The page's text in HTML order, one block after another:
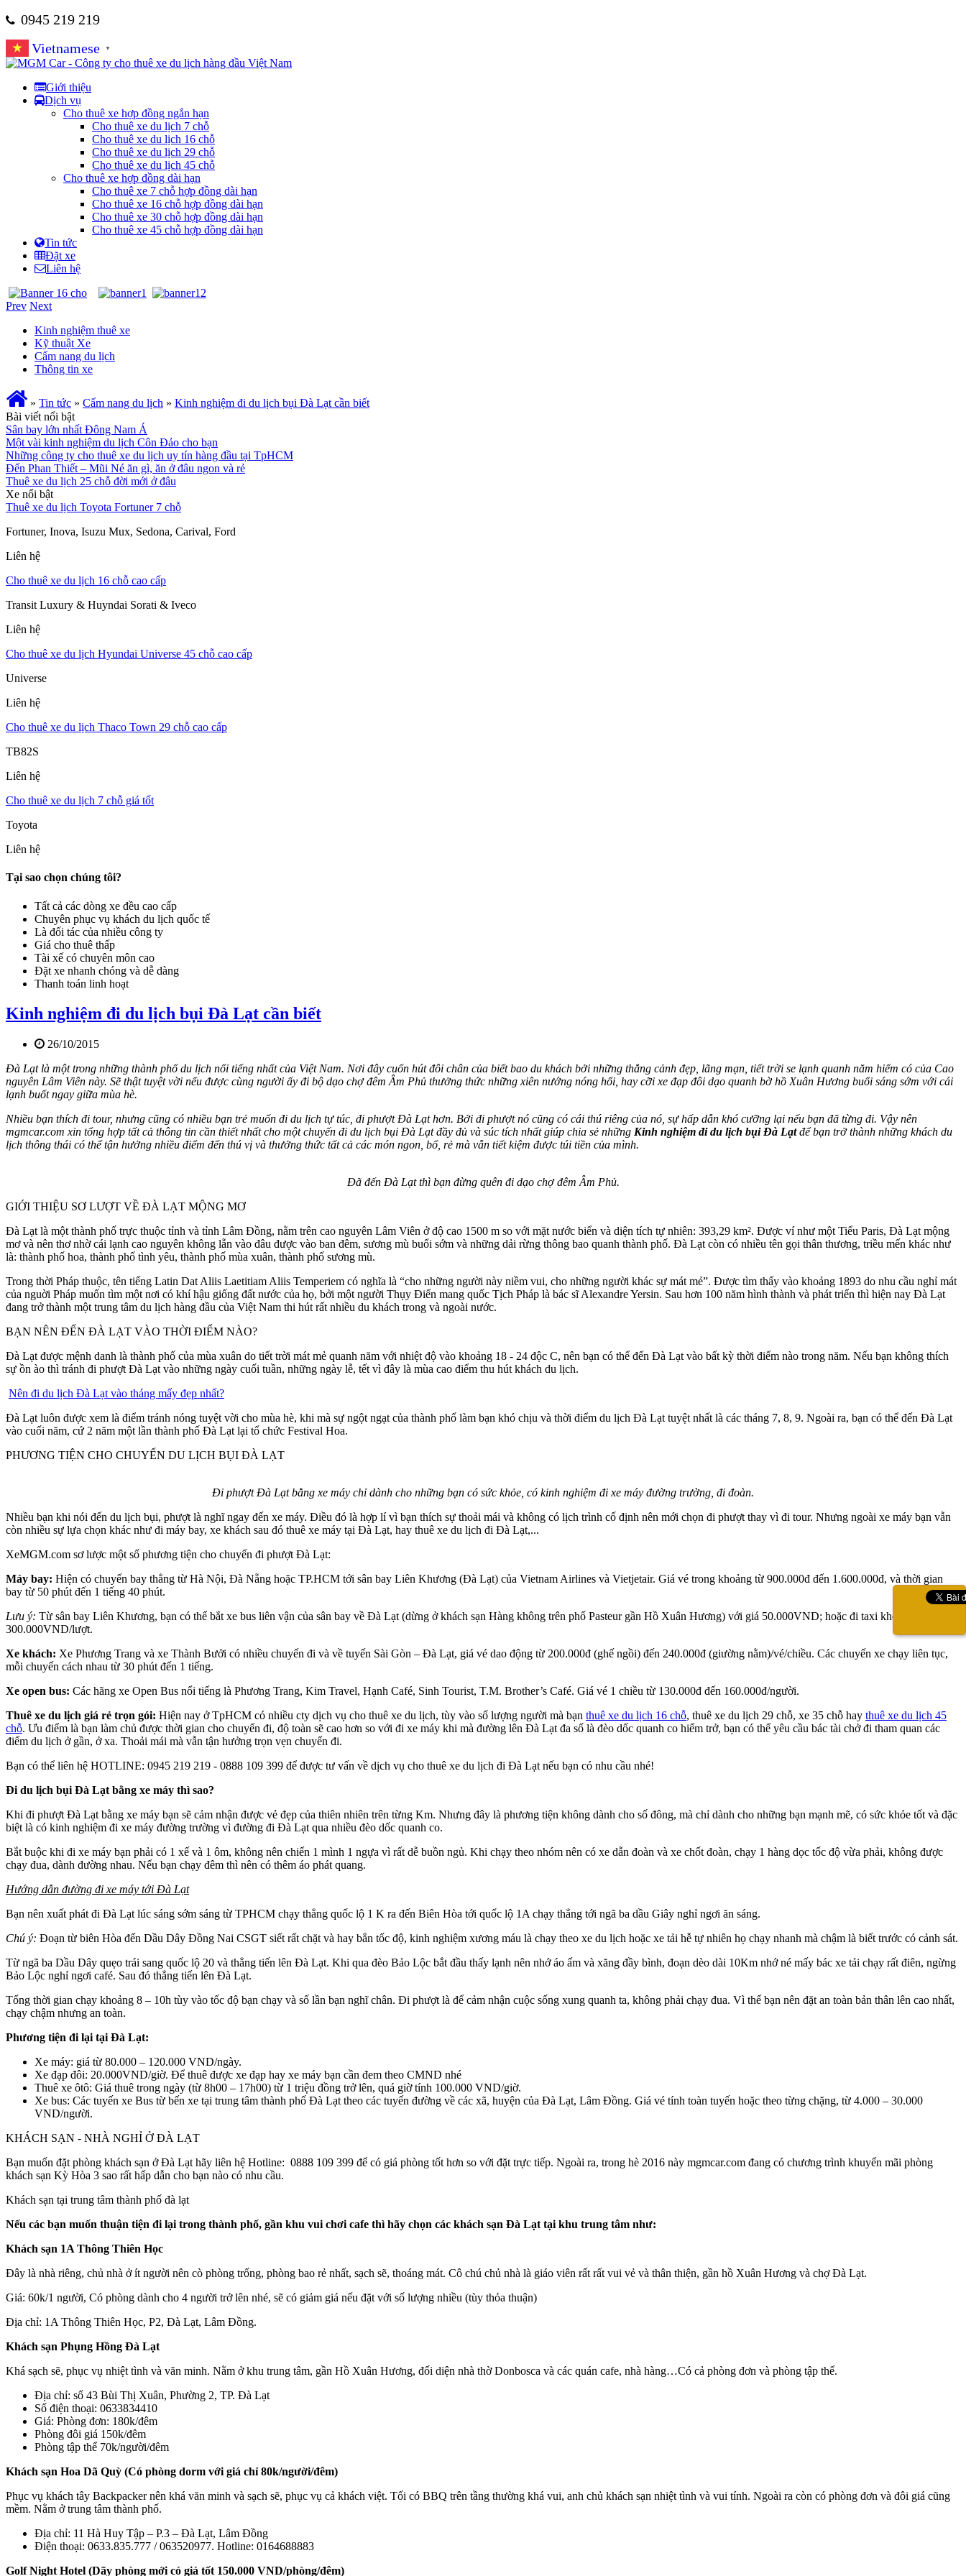
0945 219 219
Vietnamese
▼
Giới thiệu
Dịch vụ
Cho thuê xe hợp đồng ngắn hạn
Cho thuê xe du lịch 7 chỗ
Cho thuê xe du lịch 16 chỗ
Cho thuê xe du lịch 29 chỗ
Cho thuê xe du lịch 45 chỗ
Cho thuê xe hợp đồng dài hạn
Cho thuê xe 7 chỗ hợp đồng dài hạn
Cho thuê xe 16 chỗ hợp đồng dài hạn
Cho thuê xe 30 chỗ hợp đồng dài hạn
Cho thuê xe 45 chỗ hợp đồng dài hạn
Tin tức
Đặt xe
Liên hệ
Prev Next
Kinh nghiệm thuê xe
Kỹ thuật Xe
Cẩm nang du lịch
Thông tin xe
» Tin tức » Cẩm nang du lịch » Kinh nghiệm đi du lịch bụi Đà Lạt cần biết
Bài viết nổi bật
Sân bay lớn nhất Đông Nam Á
Một vài kinh nghiệm du lịch Côn Đảo cho bạn
Những công ty cho thuê xe du lịch uy tín hàng đầu tại TpHCM
Đến Phan Thiết – Mũi Né ăn gì, ăn ở đâu ngon và rẻ
Thuê xe du lịch 25 chỗ đời mới ở đâu
Xe nổi bật
Thuê xe du lịch Toyota Fortuner 7 chỗ
Fortuner, Inova, Isuzu Mux, Sedona, Carival, Ford
Liên hệ
Cho thuê xe du lịch 16 chỗ cao cấp
Transit Luxury & Huyndai Sorati & Iveco
Liên hệ
Cho thuê xe du lịch Hyundai Universe 45 chỗ cao cấp
Universe
Liên hệ
Cho thuê xe du lịch Thaco Town 29 chỗ cao cấp
TB82S
Liên hệ
Cho thuê xe du lịch 7 chỗ giá tốt
Toyota
Liên hệ
Tại sao chọn chúng tôi?
Tất cả các dòng xe đều cao cấp
Chuyên phục vụ khách du lịch quốc tế
Là đối tác của nhiều công ty
Giá cho thuê thấp
Tài xế có chuyên môn cao
Đặt xe nhanh chóng và dễ dàng
Thanh toán linh hoạt
Kinh nghiệm đi du lịch bụi Đà Lạt cần biết
26/10/2015
Đà Lạt là một trong những thành phố du lịch nổi tiếng nhất của Việt Nam. Nơi đây cuốn hút đôi chân của biết bao du khách bởi những thắng cảnh đẹp, lãng mạn, tiết trời se lạnh quanh năm hiếm có của Cao
nguyên Lâm Viên này. Sẽ thật tuyệt vời nếu được cùng người ấy đi bộ dạo chợ đêm Âm Phủ thưởng thức những xiên nướng nóng hổi, hay cỡi xe đạp đôi dạo quanh bờ hồ Xuân Hương buổi sáng sớm với cái
lạnh buốt ngay giữa mùa hè.
Nhiều bạn thích đi tour, nhưng cũng có nhiều bạn trẻ muốn đi du lịch tự túc, đi phượt Đà Lạt hơn. Bởi đi phượt nó cũng có cái thú riêng của nó, sự hấp dẫn khó cưỡng lại nếu bạn đã từng đi. Vậy nên
mgmcar.com xin tổng hợp tất cả thông tin cần thiết nhất cho một chuyến đi du lịch bụi Đà Lạt đầy đủ và súc tích nhất giúp chia sẻ những Kinh nghiệm đi du lịch bụi Đà Lạtđể bạn trở thành những khách du
lịch thông thái có thể tận hưởng nhiều điểm đến thú vị và thưởng thức tất cả các món ngon, bổ, rẻ mà vẫn tiết kiệm được túi tiền của mình.
Đã đến Đà Lạt thì bạn đừng quên đi dạo chợ đêm Âm Phủ.
GIỚI THIỆU SƠ LƯỢT VỀ ĐÀ LẠT MỘNG MƠ
Đà Lạt là một thành phố trực thuộc tỉnh và tỉnh Lâm Đồng, nằm trên cao nguyên Lâm Viên ở độ cao 1500 m so với mặt nước biển và diện tích tự nhiên: 393,29 km². Được ví như một Tiểu Paris, Đà Lạt mộng
mơ và nên thơ nhờ cái lạnh cao nguyên không lẫn vào đâu được vào ban đêm, sương mù buổi sớm và những dải rừng thông bao quanh thành phố. Đà Lạt còn có nhiều tên gọi thân thương, triều mến khác như
là: thành phố hoa, thành phố tình yêu, thành phố mùa xuân, thành phố sương mù.
Trong thời Pháp thuộc, tên tiếng Latin Dat Aliis Laetitiam Aliis Temperiem có nghĩa là “cho những người này niềm vui, cho những người khác sự mát mẻ”. Được tìm thấy vào khoảng 1893 do nhu cầu nghỉ mát
của nguời Pháp muốn tìm một nơi có khí hậu giống đất nước của họ, bởi một người Thụy Điển mang quốc Tịch Pháp là bác sĩ Alexandre Yersin. Sau hơn 100 năm hình thành và phát triển thì hiện nay Đà Lạt
đang trở thành một trung tâm du lịch hàng đầu của Việt Nam thi hút rất nhiều du khách trong và ngoài nước.
BẠN NÊN ĐẾN ĐÀ LẠT VÀO THỜI ĐIỂM NÀO?
Đà Lạt được mệnh danh là thành phố của mùa xuân do tiết trời mát mẻ quanh năm với nhiệt độ vào khoảng 18 - 24 độc C, nên bạn có thể đến Đà Lạt vào bất kỳ thời điểm nào trong năm. Nếu bạn không thích
sự ồn ào thì tránh đi phượt Đà Lạt vào những ngày cuối tuần, những ngày lễ, tết vì đây là mùa cao điểm thu hút khách du lịch.
Nên đi du lịch Đà Lạt vào tháng mấy đẹp nhất?
Đà Lạt luôn được xem là điểm tránh nóng tuyệt vời cho mùa hè, khi mà sự ngột ngạt của thành phố làm bạn khó chịu và thời điểm du lịch Đà Lạt tuyệt nhất là các tháng 7, 8, 9. Ngoài ra, bạn có thể đến Đà Lạt
vào cuối năm, cứ 2 năm một lần thành phố Đà Lạt lại tổ chức Festival Hoa.
PHƯƠNG TIỆN CHO CHUYẾN DU LỊCH BỤI ĐÀ LẠT
Đi phượt Đà Lạt bằng xe máy chỉ dành cho những bạn có sức khỏe, có kinh nghiệm đi xe máy đường trường, đi đoàn.
Nhiều bạn khi nói đến du lịch bụi, phượt là nghĩ ngay đến xe máy. Điều đó là hợp lí vì bạn thích sự thoải mái và không có lịch trình cố định nên mới chọn đi phượt thay vì đi tour. Nhưng ngoài xe máy bạn vẫn
còn nhiều sự lựa chọn khác như đi máy bay, xe khách sau đó thuê xe máy tại Đà Lạt, hay thuê xe du lịch đi Đà Lạt,...
XeMGM.com sơ lược một số phương tiện cho chuyến đi phượt Đà Lạt:
Máy bay: Hiện có chuyến bay thẳng từ Hà Nội, Đà Nẵng hoặc TP.HCM tới sân bay Liên Khương (Đà Lạt) của Vietnam Airlines và Vietjetair. Giá vé trong khoảng từ 900.000đ đến 1.600.000đ, và thời gian
bay từ 50 phút đến 1 tiếng 40 phút.
Lưu ý: Từ sân bay Liên Khương, bạn có thể bắt xe bus liên vận của sân bay về Đà Lạt (dừng ở khách sạn Hàng không trên phố Pasteur gần Hồ Xuân Hương) với giá 50.000VND; hoặc đi taxi khoảng
300.000VND/lượt.
Xe khách: Xe Phương Trang và xe Thành Bưởi có nhiều chuyến đi và về tuyến Sài Gòn – Đà Lạt, giá vé dao động từ 200.000đ (ghế ngồi) đến 240.000đ (giường nằm)/vé/chiều. Các chuyến xe chạy liên tục,
mỗi chuyến cách nhau từ 30 phút đến 1 tiếng.
Xe open bus: Các hãng xe Open Bus nổi tiếng là Phương Trang, Kim Travel, Hạnh Café, Sinh Tourist, T.M. Brother’s Café. Giá vé 1 chiều từ 130.000đ đến 160.000đ/người.
Thuê xe du lịch giá rẻ trọn gói: Hiện nay ở TpHCM có nhiều cty dịch vụ cho thuê xe du lịch, tùy vào số lượng người mà bạn thuê xe du lịch 16 chỗ, thuê xe du lịch 29 chỗ, xe 35 chỗ hay thuê xe du lịch 45
chỗ. Ưu điểm là bạn làm chủ được thời gian cho chuyến đi, độ toàn sẽ cao hơn so với đi xe máy khi mà đường lên Đà Lạt đa số là đèo dốc quanh co hiểm trở, bạn có thể yêu cầu bác tài chở đi tham quan các
điểm du lịch ở gần, ở xa. Thoải mái mà vẫn tận hưởng trọn vẹn chuyến đi.
Bạn có thể liên hệ HOTLINE: 0945 219 219 - 0888 109 399 để được tư vấn về dịch vụ cho thuê xe du lịch đi Đà Lạt nếu bạn có nhu cầu nhé!
Đi du lịch bụi Đà Lạt bằng xe máy thì sao?
Khi đi phượt Đà Lạt bằng xe máy bạn sẽ cảm nhận được vẻ đẹp của thiên nhiên trên từng Km. Nhưng đây là phương tiện không dành cho số đông, mà chỉ dành cho những bạn mạnh mẽ, có sức khỏe tốt và đặc
biệt là có kinh nghiệm đi xe máy đường trường vì đường đi Đà Lạt qua nhiều đèo dốc quanh co.
Bắt buộc khi đi xe máy bạn phải có 1 xế và 1 ôm, không nên chiến 1 mình 1 ngựa vì rất dễ buồn ngủ. Khi chạy theo nhóm nên có xe dẫn đoàn và xe chốt đoàn, chạy 1 hàng dọc tốc độ vừa phải, không được
chạy đua, dành đường nhau. Nếu bạn chạy đêm thì nên có thêm áo phát quang.
Hướng dẫn đường đi xe máy tới Đà Lạt
Bạn nên xuất phát đi Đà Lạt lúc sáng sớm sáng từ TPHCM chạy thẳng quốc lộ 1 K ra đến Biên Hòa tới quốc lộ 1A chạy thẳng tới ngã ba dầu Giây nghỉ ngơi ăn sáng.
Chú ý: Đoạn từ biên Hòa đến Dầu Dây Đồng Nai CSGT siết rất chặt và hay bắn tốc độ, kinh nghiệm xương máu là chạy theo xe du lịch hoặc xe tải hễ tự nhiên họ chạy nhanh mà chậm là biết trước có cảnh sát.
Từ ngã ba Dầu Dây quẹo trái sang quốc lộ 20 và thẳng tiến lên Đà Lạt. Khi qua đèo Bảo Lộc bắt đầu thấy lạnh nên nhớ áo ấm và xăng đầy bình, đoạn dèo dài 10Km nhớ né mấy bác xe tải chạy rất điên, ngừng
Bảo Lộc nghỉ ngơi café. Sau đó thẳng tiến lên Đà Lạt.
Tổng thời gian chạy khoảng 8 – 10h tùy vào tốc độ bạn chạy và số lần bạn nghĩ chân. Đi phượt là để cảm nhận cuộc sống xung quanh ta, không phải chạy đua. Vì thế bạn nên đặt an toàn bản thân lên cao nhất,
chạy chậm nhưng an toàn.
Phương tiện đi lại tại Đà Lạt:
Xe máy: giá từ 80.000 – 120.000 VND/ngày.
Xe đạp đôi: 20.000VND/giờ. Để thuê được xe đạp hay xe máy bạn cần đem theo CMND nhé
Thuê xe ôtô: Giá thuê trong ngày (từ 8h00 – 17h00) từ 1 triệu đồng trở lên, quá giờ tính 100.000 VND/giờ.
Xe bus: Các tuyến xe Bus từ bến xe tại trung tâm thành phố Đà Lạt theo các tuyến đường về các xã, huyện của Đà Lạt, Lâm Đồng. Giá vé tính toàn tuyến hoặc theo từng chặng, từ 4.000 – 30.000
VND/người.
KHÁCH SẠN - NHÀ NGHỈ Ở ĐÀ LẠT
Bạn muốn đặt phòng khách sạn ở Đà Lạt hãy liên hệ Hotline: 0888 109 399 để có giá phòng tốt hơn so với đặt trực tiếp. Ngoài ra, trong hè 2016 này mgmcar.com đang có chương trình khuyến mãi phòng
khách sạn Kỳ Hòa 3 sao rất hấp dẫn cho bạn nào có nhu cầu.
Khách sạn tại trung tâm thành phố đà lạt
Nếu các bạn muốn thuận tiện đi lại trong thành phố, gần khu vui chơi cafe thì hãy chọn các khách sạn Đà Lạt tại khu trung tâm như:
Khách sạn 1A Thông Thiên Học
Đây là nhà riêng, chủ nhà ở ít người nên cò phòng trống, phòng bao rẻ nhất, sạch sẽ, thoáng mát. Cô chú chủ nhà là giáo viên rất rất vui vẻ và thân thiện, gần hồ Xuân Hương và chợ Đà Lạt.
Giá: 60k/1 người, Có phòng dành cho 4 người trở lên nhé, sẽ có giảm giá nếu đặt với số lượng nhiều (tùy thỏa thuận)
Địa chỉ: 1A Thông Thiên Học, P2, Đà Lạt, Lâm Đồng.
Khách sạn Phụng Hồng Đà Lạt
Khá sạch sẽ, phục vụ nhiệt tình và văn minh. Nằm ở khu trung tâm, gần Hồ Xuân Hương, đối diện nhà thờ Donbosca và các quán cafe, nhà hàng…Có cả phòng đơn và phòng tập thể.
Địa chỉ: số 43 Bùi Thị Xuân, Phường 2, TP. Đà Lạt
Số điện thoại: 0633834410
Giá: Phòng đơn: 180k/đêm
Phòng đôi giá 150k/đêm
Phòng tập thể 70k/người/đêm
Khách sạn Hoa Dã Quỳ (Có phòng dorm với giá chỉ 80k/người/đêm)
Phục vụ khách tây Backpacker nên khá văn minh và sạch sẽ, phục vụ cả khách việt. Tối có BBQ trên tầng thường khá vui, anh chủ khách sạn nhiệt tình và vui tính. Ngoài ra còn có phòng đơn và đôi giá cũng
mềm. Nằm ở trung tâm thành phố.
Địa chỉ: 11 Hà Huy Tập – P.3 – Đà Lạt, Lâm Đồng
Điện thoại: 0633.835.777 / 063520977. Hotline: 0164688883
Golf Night Hotel (Dãy phòng mới có giá tốt 150.000 VND/phòng/đêm)